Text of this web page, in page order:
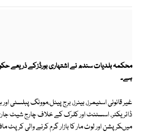
محکمہ بلدیات سندھ نے اشتہاری بورڈزکے ذریعے
ہے۔
غیر قانونی اسٹیمرز، بینرز، برج پینل،موونگ
ڈائریکٹر، اسسٹنٹ اور کلرک کے خلاف چارج شیٹ
میںکرپشن اور لوٹ مار کا بازار گرم کرنے والی